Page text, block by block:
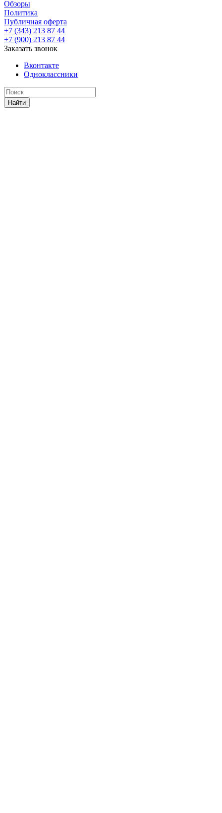
Обзоры
Политика
Публичная оферта
+7 (343) 213 87 44
+7 (900) 213 87 44
Заказать звонок
Вконтакте
Одноклассники
Найти